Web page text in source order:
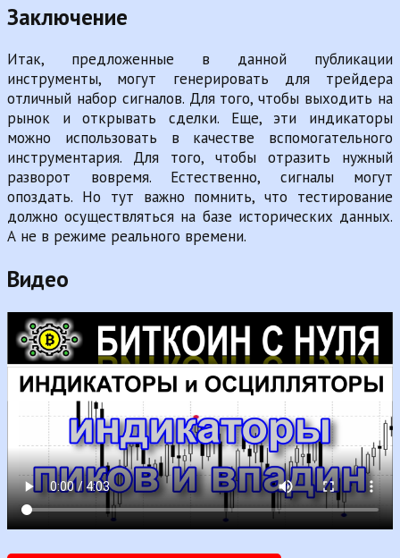
Заключение
Итак, предложенные в данной публикации
инструменты, могут генерировать для трейдера
отличный набор сигналов. Для того, чтобы выходить на
рынок и открывать сделки. Еще, эти индикаторы
можно использовать в качестве вспомогательного
инструментария. Для того, чтобы отразить нужный
разворот вовремя. Естественно, сигналы могут
опоздать. Но тут важно помнить, что тестирование
должно осуществляться на базе исторических данных.
А не в режиме реального времени.
Видео